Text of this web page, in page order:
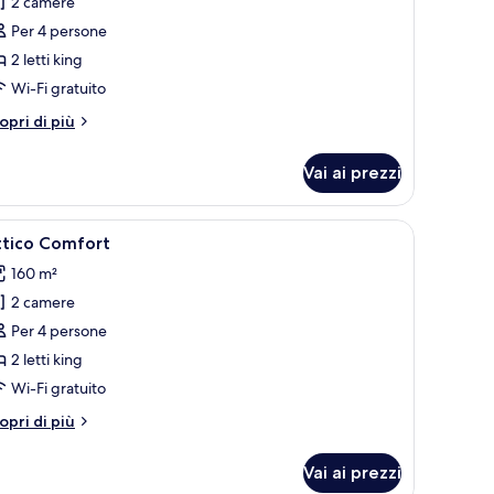
Per 4 persone
2 letti king
Wi-Fi gratuito
di più
Vai ai prezzi
piatto montata a parete, due poltrone grigie, un tavolino bianco
Un soggiorno moderno con una TV a
30 Comfort
160 m²
2 camere
Per 4 persone
2 letti king
Wi-Fi gratuito
di più
Vai ai prezzi